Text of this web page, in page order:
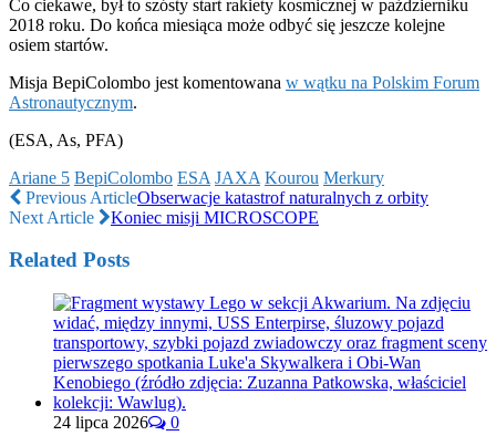
Co ciekawe, był to szósty start rakiety kosmicznej w październiku
2018 roku. Do końca miesiąca może odbyć się jeszcze kolejne
osiem startów.
Misja BepiColombo jest komentowana w wątku na Polskim Forum
Astronautycznym.
(ESA, As, PFA)
Ariane 5 BepiColombo ESA JAXA Kourou Merkury
Previous ArticleObserwacje katastrof naturalnych z orbity
Next Article
Koniec misji MICROSCOPE
Related Posts
24 lipca 2026 0